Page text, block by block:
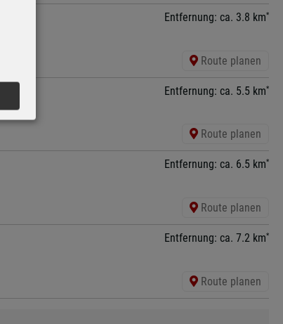
Entfernung: ca. 3.8 km*
Route planen
Entfernung: ca. 5.5 km*
Route planen
Entfernung: ca. 6.5 km*
Route planen
Entfernung: ca. 7.2 km*
Route planen